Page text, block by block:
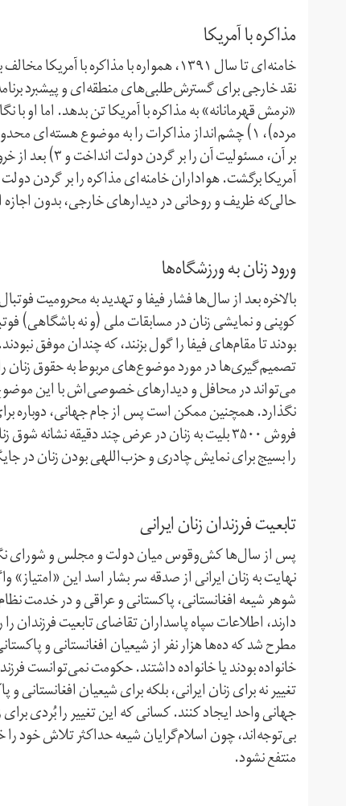
مذاکره با آمریکا
خامنه‌ای تا سال ۱۳۹۱، همواره با مذاکره
نقد خارجی برای گسترش‌طلبی‌های منطقه‌ای و پیشبرد
«نرمش قهرمانانه» به مذاکره با آمریکا تن بدهد. اما
بر آن،
آمریکا برگشت. هواداران خامنه‌ای مذاکره را بر گردن
حالی‌که ظریف و روحانی در دیدارهای خارجی، بدون
ورود زنان به ورزشگاه‌ها
بالاخره بعد از سال‌ها فشار فیفا و تهدید به محرومیت
کوپنی و نمایشی زنان در مسابقات ملی (و نه باشگاهی)
بودند تا مقام‌های فیفا را گول بزنند، که چندان موفق
تصمیم‌گیری‌ها در مورد موضوع‌های مربوط به حقوق زنان
می‌تواند در محافل و دیدارهای خصوصی‌اش با این
نگذارد. همچنین ممکن است پس از جام جهانی، دوباره
فروش ۳۵۰۰ بلیت به زنان در عرض چند دقیقه
را بسیج برای نمایش چادری و حزب‌اللهی بودن زنان در
تابعیت فرزندان زنان ایرانی
پس از سال‌ها کش‌و‌قوس میان دولت و مجلس و شورای
نهایت به زنان ایرانی از صدقه‌ سر بشار اسد این «امتیاز»
شوهر شیعه‌ افغانستانی، پاکستانی و عراقی و در خدمت
دارند، اطلاعات سپاه پاسداران تقاضای تابعیت
مطرح شد که ده‌ها هزار نفر از شیعیان افغانستانی و
خانواده بودند یا خانواده داشتند. حکومت نمی‌توانست
تغییر نه برای زنان ایرانی، بلکه برای شیعیان
جهانی واحد ایجاد کنند. کسانی که این تغییر را بُردی
بی‌توجه‌اند، چون اسلام‌گرایان شیعه حداکثر تلاش خود
منتفع نشود.